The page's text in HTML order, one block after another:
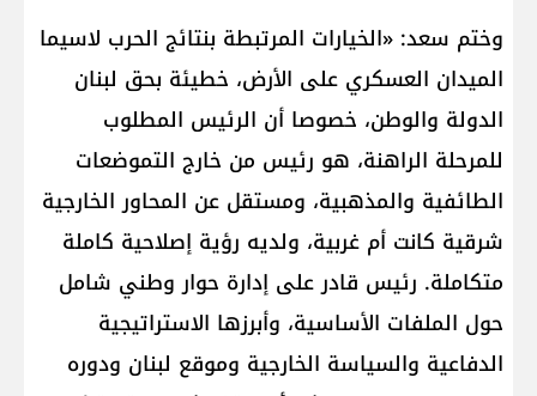
وختم سعد: «الخيارات المرتبطة بنتائج الحرب لاسيما
الميدان العسكري على الأرض، خطيئة بحق لبنان
الدولة والوطن، خصوصا أن الرئيس المطلوب
للمرحلة الراهنة، هو رئيس من خارج التموضعات
الطائفية والمذهبية، ومستقل عن المحاور الخارجية
شرقية كانت أم غربية، ولديه رؤية إصلاحية كاملة
متكاملة. رئيس قادر على إدارة حوار وطني شامل
حول الملفات الأساسية، وأبرزها الاستراتيجية
الدفاعية والسياسة الخارجية وموقع لبنان ودوره